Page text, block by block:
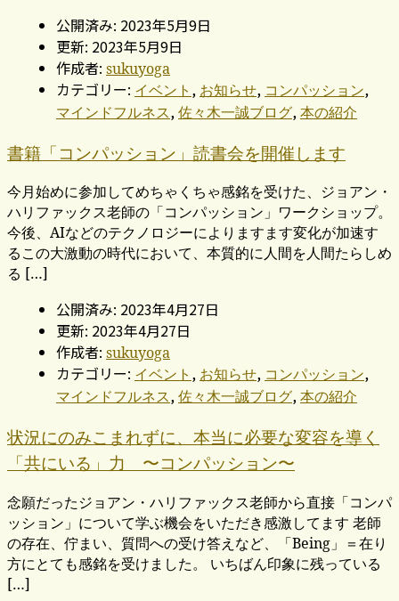
公開済み: 2023年5月9日
更新: 2023年5月9日
作成者: sukuyoga
カテゴリー: イベント , お知らせ, コンパッション,
マインドフルネス,佐々木一誠ブログ,本の紹介
書籍「コンパッション」読書会を開催します
今月始めに参加してめちゃくちゃ感銘を受けた、ジョアン・
ハリファックス老師の「コンパッション」ワークショップ。
今後、AIなどのテクノロジーによりますます変化が加速す
るこの大激動の時代において、本質的に人間を人間たらしめ
る […]
公開済み: 2023年4月27日
更新: 2023年4月27日
作成者: sukuyoga
カテゴリー: イベント , お知らせ, コンパッション,
マインドフルネス,佐々木一誠ブログ,本の紹介
状況にのみこまれずに、本当に必要な変容を導く
「共にいる」力 〜コンパッション〜
念願だったジョアン・ハリファックス老師から直接「コンパ
ッション」について学ぶ機会をいただき感激してます 老師
の存在、佇まい、質問への受け答えなど、「Being」＝在り
方にとても感銘を受けました。 いちばん印象に残っている
[…]